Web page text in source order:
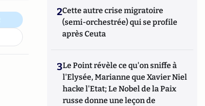
2Cette autre crise migratoire
(semi-orchestrée) qui se profile
après Ceuta
3Le Point révèle ce qu'on sniffe à
l'Elysée, Marianne que Xavier Niel
hacke l'Etat; Le Nobel de la Paix
russe donne une leçon de